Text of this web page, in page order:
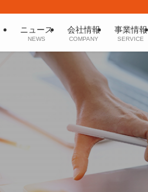
ニュース
NEWS
会社情報
COMPANY
事業情報
SERVICE